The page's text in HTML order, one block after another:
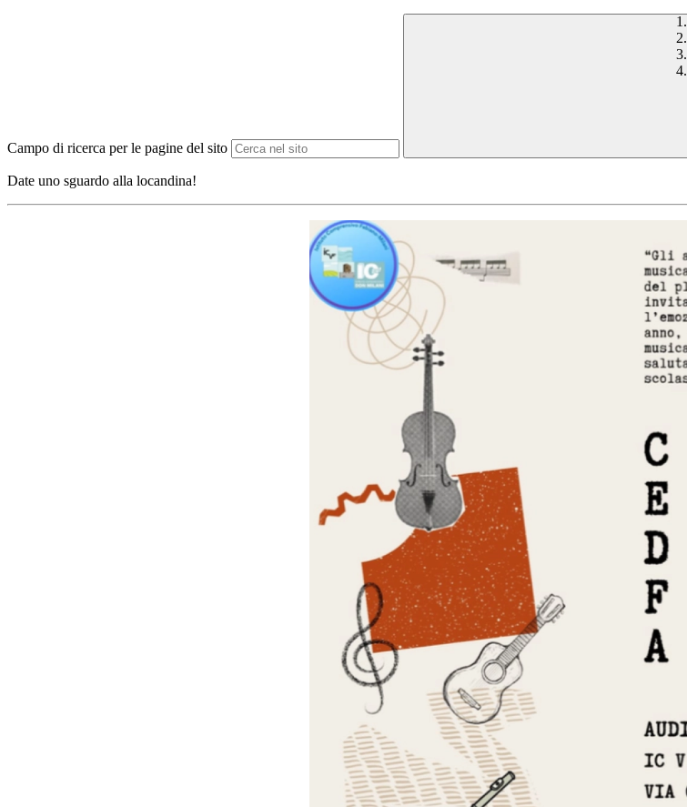
Campo di ricerca per le pagine del sito
Date uno sguardo alla locandina!